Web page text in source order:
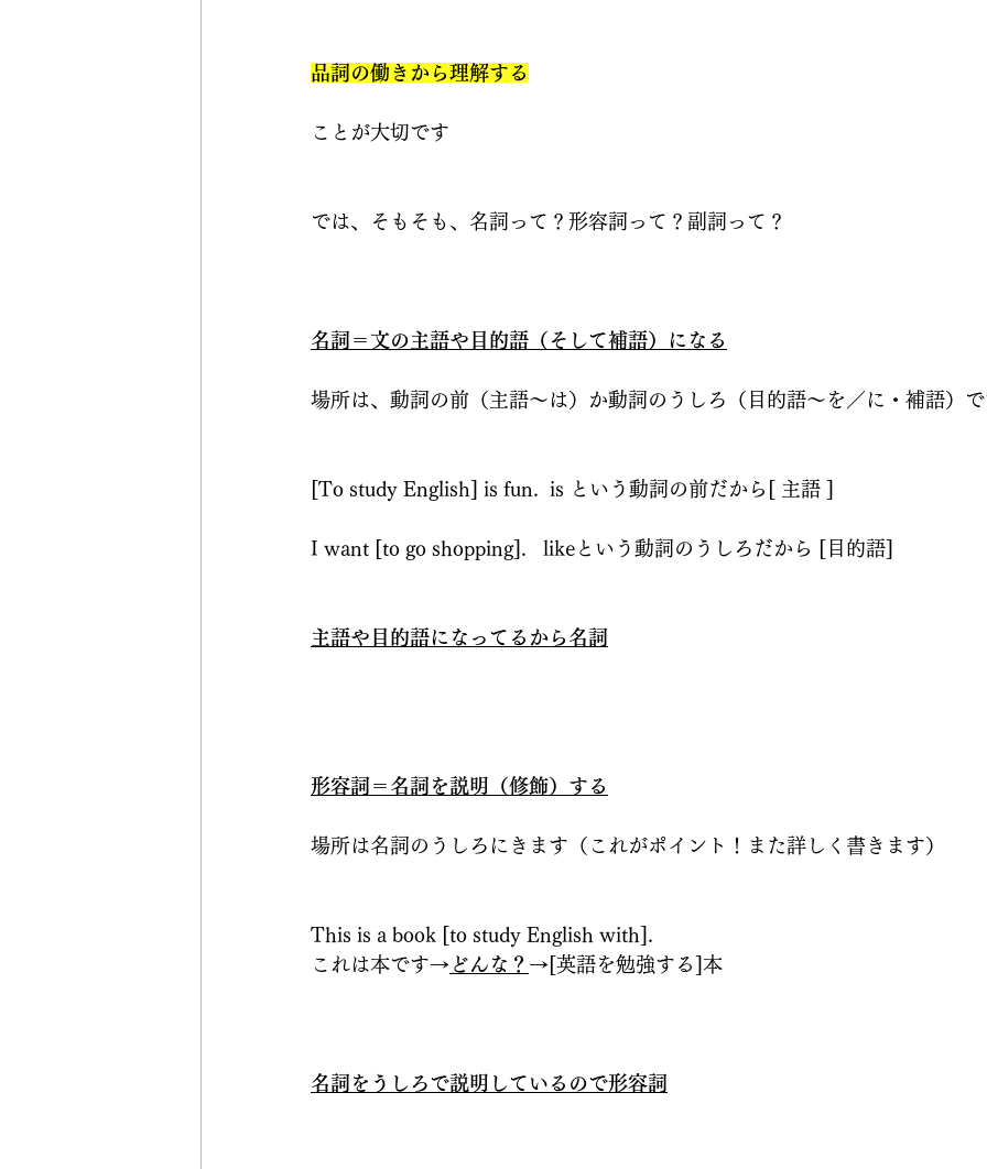
品詞の働きから理解する
ことが大切です
では、そもそも、名詞って？形容詞って？副詞って？
名詞＝文の主語や目的語（そして補語）になる
場所は、動詞の前（主語〜は）か動詞のうしろ（目的語〜を／に・補語）
[To study English] is fun.  is という動詞の前だから[ 主語 ]
I want [to go shopping].   likeという動詞のうしろだから [目的語]
主語や目的語になってるから名詞
形容詞＝名詞を説明（修飾）する
場所は名詞のうしろにきます（これがポイント！また詳しく書きます）
This is a book [to study English with].
これは本です→ どんな？ →[英語を勉強する]本
名詞をうしろで説明しているので形容詞